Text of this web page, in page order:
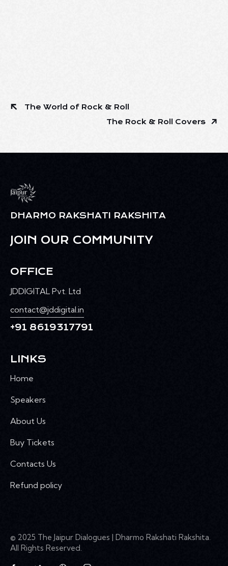
The World of Rock & Roll
The Rock & Roll Covers
DHARMO RAKSHATI RAKSHITA
JOIN OUR COMMUNITY
OFFICE
JDDIGITAL Pvt. Ltd
contact@jddigital.in
+91 8619317791
LINKS
Home
Speakers
About Us
Buy Tickets
Contacts Us
Refund policy
© 2025 The Jaipur Dialogues | Dharmo Rakshati Rakshita.
All Rights Reserved.